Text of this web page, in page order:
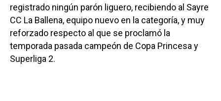
registrado ningún parón liguero, recibiendo al Sayre
CC La Ballena, equipo nuevo en la categoría, y muy
reforzado respecto al que se proclamó la
temporada pasada campeón de Copa Princesa y
Superliga 2.